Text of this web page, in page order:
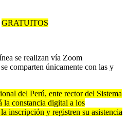
GRATUITOS
se realizan vía Zoom
comparten únicamente con las y
del Perú, ente rector del Sistema
constancia digital a los
inscripción y registren su asistencia